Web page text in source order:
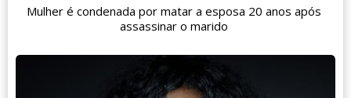
Mulher é condenada por matar a esposa 20 anos após
assassinar o marido